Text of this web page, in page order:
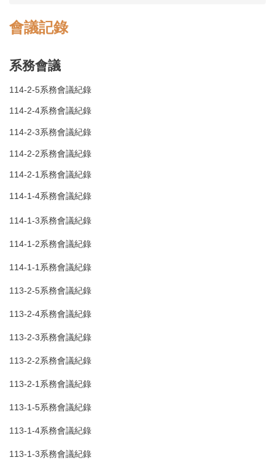
會議記錄
系務會議
114-2-5系務會議紀錄
114-2-4系務會議紀錄
114-2-3系務會議紀錄
114-2-2系務會議紀錄
114-2-1系務會議紀錄
114-1-4系務會議紀錄
114-1-3系務會議紀錄
114-1-2系務會議紀錄
114-1-1系務會議紀錄
113-2-5系務會議紀錄
113-2-4系務會議紀錄
113-2-3系務會議紀錄
113-2-2系務會議紀錄
113-2-1系務會議紀錄
113-1-5系務會議紀錄
113-1-4系務會議紀錄
113-1-3系務會議紀錄